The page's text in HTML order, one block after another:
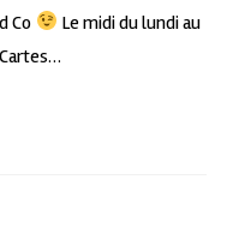
Co
Le midi du lundi au